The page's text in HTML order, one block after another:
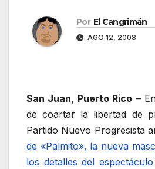
Por El Cangrimán
AGO 12, 2008
San Juan, Puerto Rico –
de coartar la libertad de
Partido Nuevo Progresista
de «Palmito», la nueva
los detalles del